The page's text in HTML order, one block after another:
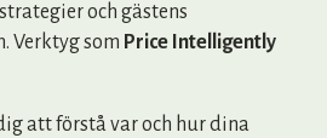
och gästens
Verktyg som Price Intelligently
att förstå var och hur dina